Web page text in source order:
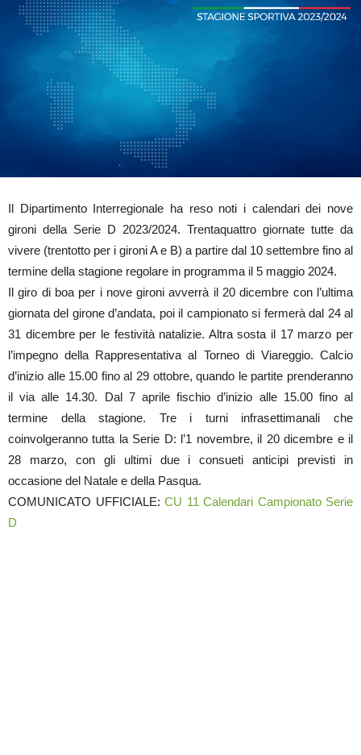
Il Dipartimento Interregionale ha reso noti i calendari dei nove
gironi della Serie D 2023/2024. Trentaquattro giornate tutte da
vivere (trentotto per i gironi A e B) a partire dal 10 settembre fino al
termine della stagione regolare in programma il 5 maggio 2024.
Il giro di boa per i nove gironi avverrà il 20 dicembre con l’ultima
giornata del girone d’andata, poi il campionato si fermerà dal 24 al
31 dicembre per le festività natalizie. Altra sosta il 17 marzo per
l’impegno della Rappresentativa al Torneo di Viareggio. Calcio
d’inizio alle 15.00 fino al 29 ottobre, quando le partite prenderanno
il via alle 14.30. Dal 7 aprile fischio d’inizio alle 15.00 fino al
termine della stagione. Tre i turni infrasettimanali che
coinvolgeranno tutta la Serie D: l’1 novembre, il 20 dicembre e il
28 marzo, con gli ultimi due i consueti anticipi previsti in
occasione del Natale e della Pasqua.
COMUNICATO UFFICIALE: CU 11 Calendari Campionato Serie
D